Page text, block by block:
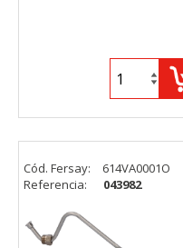
Cód. Fersay:
614VA0001O
Referencia:
043982